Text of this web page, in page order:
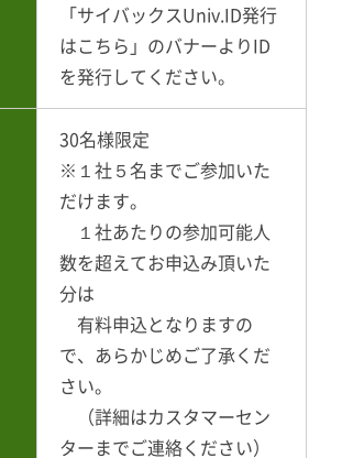
「サイバックスUniv.ID発行
はこちら」のバナーよりID
を発行してください。
30名様限定
※１社５名までご参加いた
だけます。
１社あたりの参加可能人
数を超えてお申込み頂いた
分は
有料申込となりますの
で、あらかじめご了承くだ
さい。
（詳細はカスタマーセン
ターまでご連絡ください）